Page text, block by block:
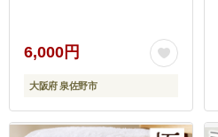
6,000円
大阪府 泉佐野市